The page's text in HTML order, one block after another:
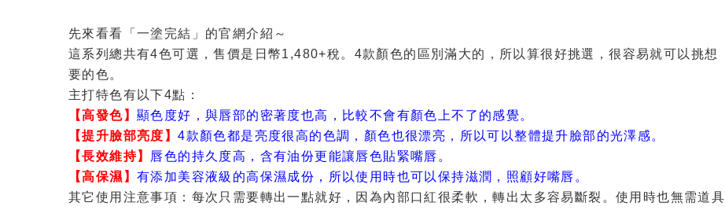
先來看看「一塗完結」的官網介紹～
這系列總共有4色可選，售價是日幣1,480+稅。4款顏色的區別滿大的，所以算很好挑選，很容易就可以挑想
要的色。
主打特色有以下4點：
【高發色】 顯色度好，與唇部的密著度也高，比較不會有顏色上不了的感覺。
【提升臉部亮度】4款顏色都是亮度很高的色調，顏色也很漂亮，所以可以整體提升臉部的光澤感。
【長效維持】 唇色的持久度高，含有油份更能讓唇色貼緊嘴唇。
【高保濕】 有添加美容液級的高保濕成份，所以使用時也可以保持滋潤，照顧好嘴唇。
其它使用注意事項：每次只需要轉出一點就好，因為內部口紅很柔軟，轉出太多容易斷裂。使用時也無需道具